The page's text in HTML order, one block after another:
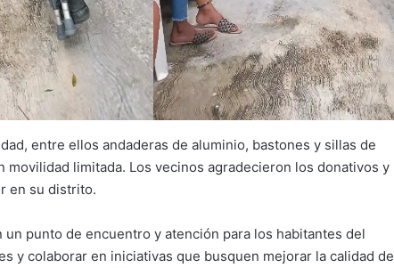
entre ellos andaderas de aluminio, bastones y sillas de
limitada. Los vecinos agradecieron los donativos y
en su distrito.
punto de encuentro y atención para los habitantes del
y colaborar en iniciativas que busquen mejorar la calidad de